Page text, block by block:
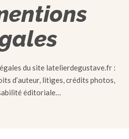
du site latelierdegustave.fr :
d’auteur, litiges, crédits photos,
éditoriale…